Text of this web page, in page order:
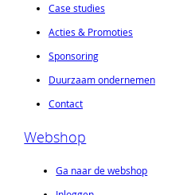
Case studies
Acties & Promoties
Sponsoring
Duurzaam ondernemen
Contact
Webshop
Ga naar de webshop